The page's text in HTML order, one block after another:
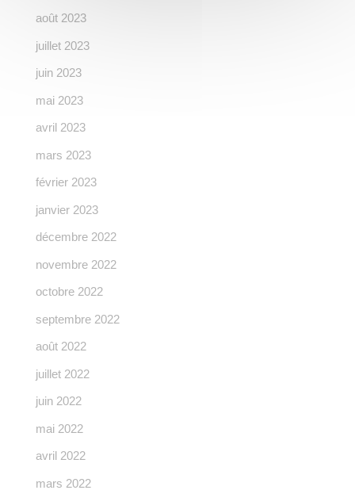
août 2023
juillet 2023
juin 2023
mai 2023
avril 2023
mars 2023
février 2023
janvier 2023
décembre 2022
novembre 2022
octobre 2022
septembre 2022
août 2022
juillet 2022
juin 2022
mai 2022
avril 2022
mars 2022